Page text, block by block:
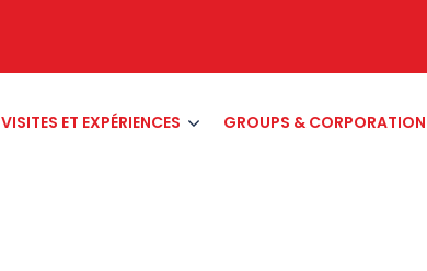
VISITES ET EXPÉRIENCES GROUPS &